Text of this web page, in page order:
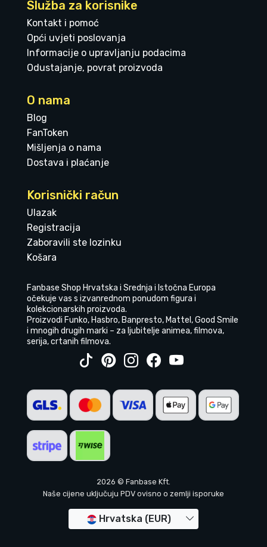
Služba za korisnike
Kontakt i pomoć
Opći uvjeti poslovanja
Informacije o upravljanju podacima
Odustajanje, povrat proizvoda
O nama
Blog
FanToken
Mišljenja o nama
Dostava i plaćanje
Korisnički račun
Ulazak
Registracija
Zaboravili ste lozinku
Košara
Fanbase Shop Hrvatska i Srednja i Istočna Europa
očekuje vas s izvanrednom ponudom figura i
kolekcionarskih proizvoda.
Proizvodi Funko, Hasbro, Banpresto, Mattel, Good Smile
i mnogih drugih marki – za ljubitelje animea, filmova,
serija, crtanih filmova.
2026 © Fanbase Kft.
Naše cijene uključuju PDV ovisno o zemlji isporuke
Hrvatska (EUR)